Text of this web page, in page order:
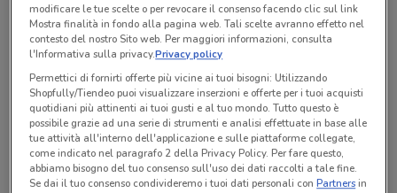
-10%
Airpods Pro 3
197.10
229.00
Trony
15.8 km
Apple - Airpods Pro 3
249.95
modificare le tue scelte o per revocare il consenso facendo clic sul link
Mostra finalità in fondo alla pagina web. Tali scelte avranno effetto nel
contesto del nostro Sito web. Per maggiori informazioni, consulta
l'Informativa sulla privacy.Privacy policy
Permettici di fornirti offerte più vicine ai tuoi bisogni: Utilizzando
Shopfully/Tiendeo puoi visualizzare inserzioni e offerte per i tuoi acquisti
quotidiani più attinenti ai tuoi gusti e al tuo mondo. Tutto questo è
possibile grazie ad una serie di strumenti e analisi effettuate in base alle
tue attività all'interno dell'applicazione e sulle piattaforme collegate,
come indicato nel paragrafo 2 della Privacy Policy. Per fare questo,
abbiamo bisogno del tuo consenso sull'uso dei dati raccolti a tale fine.
Se dai il tuo consenso condivideremo i tuoi dati personali conPartnersin